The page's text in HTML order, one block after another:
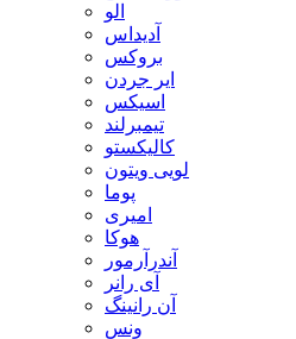
الو
آدیداس
بروکس
ایر جردن
اسیکس
تیمبرلند
کالیکستو
لویی ویتون
پوما
امیری
هوکا
آندرآرمور
آی رانر
آن رانینگ
ونس